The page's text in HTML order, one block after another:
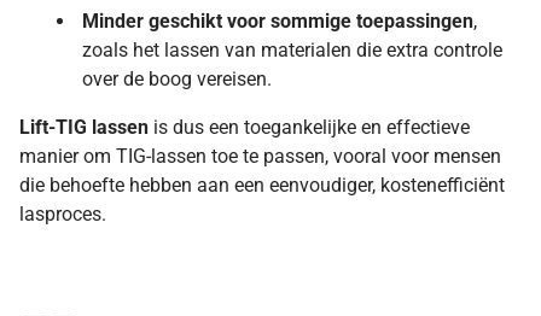
Minder geschikt voor sommige toepassingen,
zoals het lassen van materialen die extra controle
over de boog vereisen.
Lift-TIG lassen is dus een toegankelijke en effectieve
manier om TIG-lassen toe te passen, vooral voor mensen
die behoefte hebben aan een eenvoudiger, kostenefficiënt
lasproces.